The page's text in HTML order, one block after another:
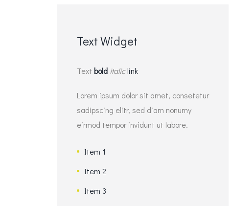
TextWidget
Text bold italiclink
Lorem ipsum dolor sit amet, consetetur
sadipscing elitr, sed diam nonumy
eirmod tempor invidunt ut labore.
Item 1
Item 2
Item 3